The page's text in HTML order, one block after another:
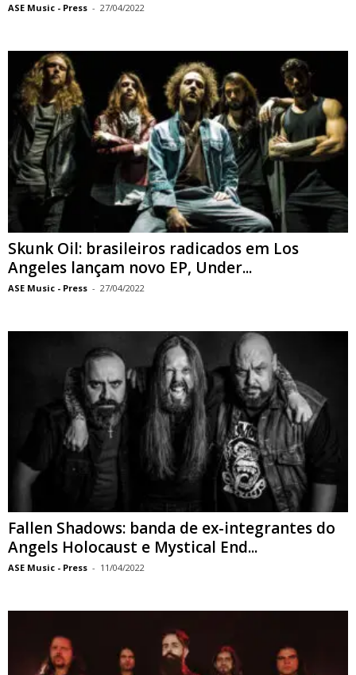
ASE Music - Press - 27/04/2022
Skunk Oil: brasileiros radicados em Los
Angeles lançam novo EP, Under...
ASE Music - Press - 27/04/2022
Fallen Shadows: banda de ex-integrantes do
Angels Holocaust e Mystical End...
ASE Music - Press - 11/04/2022